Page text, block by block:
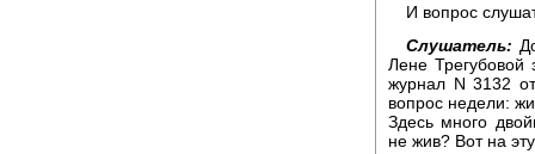
И вопрос
Слушатель:
Лене Трегубовой
журнал N 3132
вопрос недели:
Здесь много
не жив? Вот на